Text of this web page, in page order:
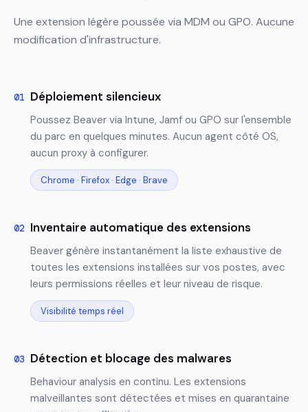
Une extension légère poussée via MDM ou GPO. Aucune
modification d'infrastructure.
01 Déploiement silencieux
Poussez Beaver via Intune, Jamf ou GPO sur l'ensemble
du parc en quelques minutes. Aucun agent côté OS,
aucun proxy à configurer.
Chrome · Firefox · Edge · Brave
02 Inventaire automatique des extensions
Beaver génère instantanément la liste exhaustive de
toutes les extensions installées sur vos postes, avec
leurs permissions réelles et leur niveau de risque.
Visibilité temps réel
03 Détection et blocage des malwares
Behaviour analysis en continu. Les extensions
malveillantes sont détectées et mises en quarantaine